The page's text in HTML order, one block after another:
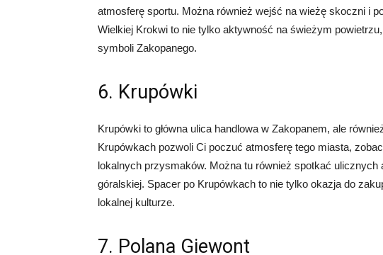
atmosferę sportu. Można również wejść na wieżę skoczni i
Wielkiej Krokwi to nie tylko aktywność na świeżym
symboli Zakopanego.
6. Krupówki
Krupówki to główna ulica handlowa w Zakopanem, ale
Krupówkach pozwoli Ci poczuć atmosferę tego miasta,
lokalnych przysmaków. Można tu również spotkać ulicznych
góralskiej. Spacer po Krupówkach to nie tylko okazja do
lokalnej kulturze.
7. Polana Giewont